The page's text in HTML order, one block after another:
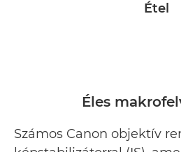
Étel
Éles
Számos Canon objektív